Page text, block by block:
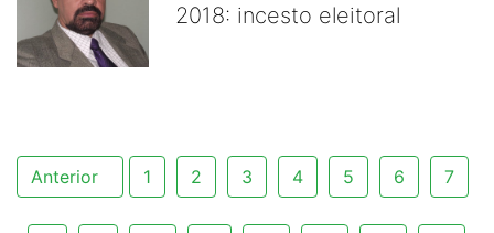
2018: incesto eleitoral
Anterior 1 2 3 4 5 6 7